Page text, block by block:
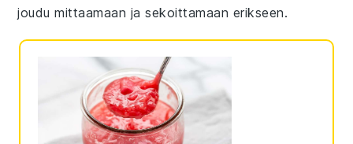
joudu mittaamaan ja sekoittamaan erikseen.